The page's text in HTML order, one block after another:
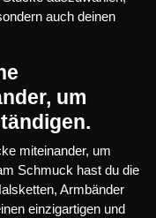
auch deinen
um
miteinander, um
Schmuck hast du die
Armbänder
einzigartigen und